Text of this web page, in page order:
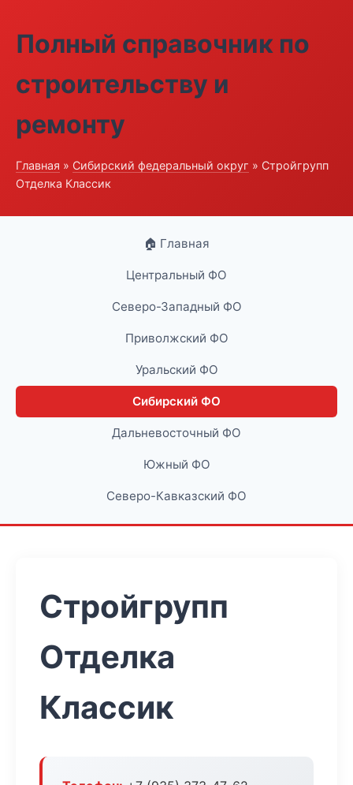
Полный справочник по
строительству и
ремонту
Главная » Сибирский федеральный округ » Стройгрупп
Отделка Классик
🏠 Главная
Центральный ФО
Северо-Западный ФО
Приволжский ФО
Уральский ФО
Сибирский ФО
Дальневосточный ФО
Южный ФО
Северо-Кавказский ФО
Стройгрупп
Отделка
Классик